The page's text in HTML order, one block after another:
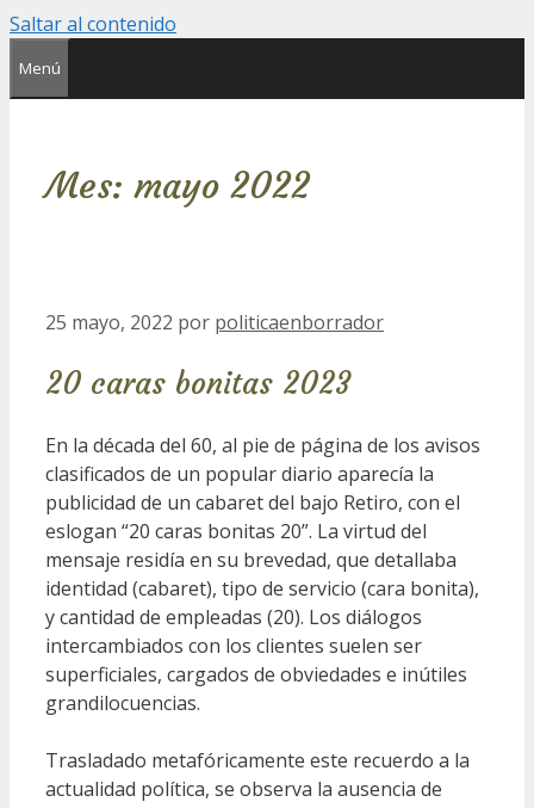
Saltar al contenido
Menú
Mes: mayo 2022
25 mayo, 2022 por politicaenborrador
20 caras bonitas 2023
En la década del 60, al pie de página de los avisos
clasificados de un popular diario aparecía la
publicidad de un cabaret del bajo Retiro, con el
eslogan “20 caras bonitas 20”. La virtud del
mensaje residía en su brevedad, que detallaba
identidad (cabaret), tipo de servicio (cara bonita),
y cantidad de empleadas (20). Los diálogos
intercambiados con los clientes suelen ser
superficiales, cargados de obviedades e inútiles
grandilocuencias.
Trasladado metafóricamente este recuerdo a la
actualidad política, se observa la ausencia de